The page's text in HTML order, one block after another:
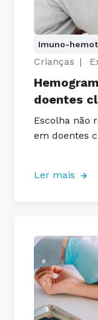
Imuno-
Crianças |
doentes
Escolha não
em doentes
Ler mais